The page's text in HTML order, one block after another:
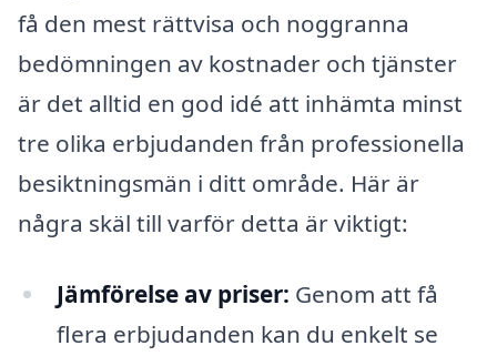
få den mest rättvisa och noggranna
bedömningen av kostnader och tjänster
är det alltid en god idé att inhämta minst
tre olika erbjudanden från professionella
besiktningsmän i ditt område. Här är
några skäl till varför detta är viktigt:
Jämförelse av priser: Genom att få
flera erbjudanden kan du enkelt se